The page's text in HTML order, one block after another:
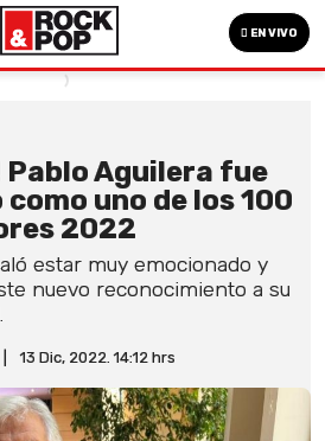
EN VIVO
Pablo Aguilera fue
uno de los 100
2022
estar muy emocionado y
nuevo reconocimiento a su
13 Dic, 2022. 14:12 hrs